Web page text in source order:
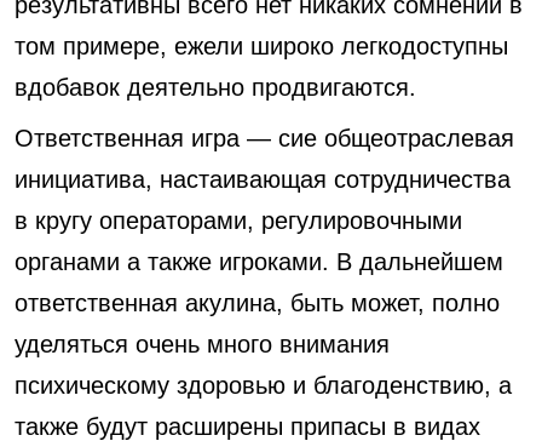
том примере, ежели широко легкодоступны
вдобавок деятельно продвигаются.
Ответственная игра — сие общеотраслевая
инициатива, настаивающая сотрудничества
в кругу операторами, регулировочными
органами а также игроками. В дальнейшем
ответственная акулина, быть может, полно
уделяться очень много внимания
психическому здоровью и благоденствию, а
также будут расширены припасы в видах